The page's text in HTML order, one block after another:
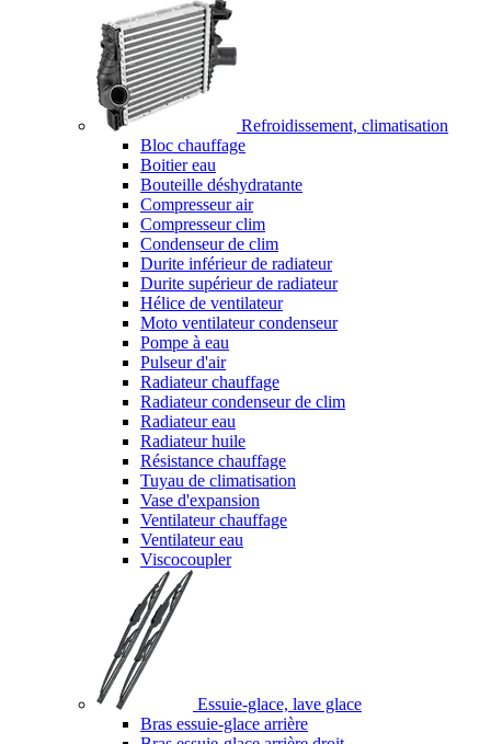
Refroidissement, climatisation
Bloc chauffage
Boitier eau
Bouteille déshydratante
Compresseur air
Compresseur clim
Condenseur de clim
Durite inférieur de radiateur
Durite supérieur de radiateur
Hélice de ventilateur
Moto ventilateur condenseur
Pompe à eau
Pulseur d'air
Radiateur chauffage
Radiateur condenseur de clim
Radiateur eau
Radiateur huile
Résistance chauffage
Tuyau de climatisation
Vase d'expansion
Ventilateur chauffage
Ventilateur eau
Viscocoupler
Essuie-glace, lave glace
Bras essuie-glace arrière